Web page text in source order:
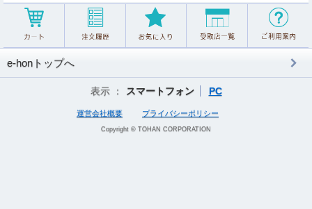
e-honトップへ
表示 ： スマートフォン PC
運営会社概要 プライバシーポリシー
Copyright © TOHAN CORPORATION